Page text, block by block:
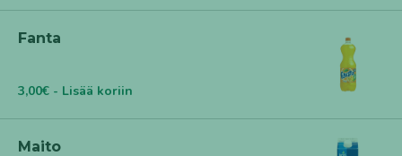
Fanta
3,00€ - Lisää koriin
Maito